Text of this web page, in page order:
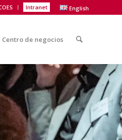
Intranet English
Centro de negocios